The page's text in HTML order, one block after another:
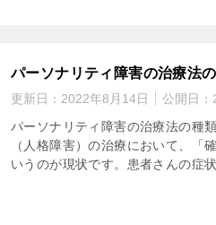
パーソナリティ障害の治療法
更新日： 2022年8月14日 公開日：
パーソナリティ障害の治療法の種
（人格障害）の治療において、「
いうのが現状です。患者さんの症